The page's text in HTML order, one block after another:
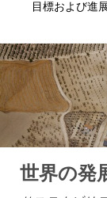
目標および進
世界の発